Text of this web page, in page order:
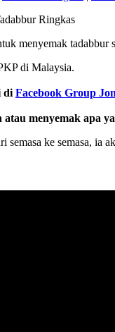
Ringkas
menyemak
di Malaysia.
di Facebook Group
menyemak apa
semasa ke semasa, ia